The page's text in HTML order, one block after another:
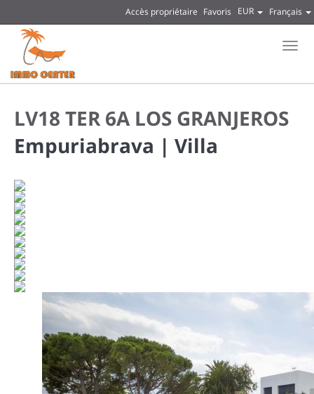
Français
EUR
Favoris
Accès propriétaire
LV18 TER 6A LOS GRANJEROS
Empuriabrava | Villa